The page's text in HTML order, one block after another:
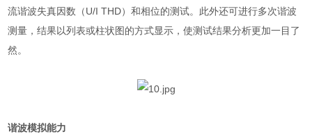
流谐波失真因数（U/I THD）和相位的测试。此外还可进行多次谐波
测量，结果以列表或柱状图的方式显示，使测试结果分析更加一目了
然。
谐波模拟能力